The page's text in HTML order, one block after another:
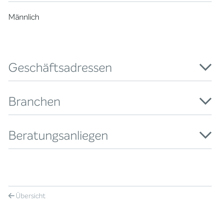
Männlich
Geschäftsadressen
Branchen
Beratungsanliegen
Übersicht